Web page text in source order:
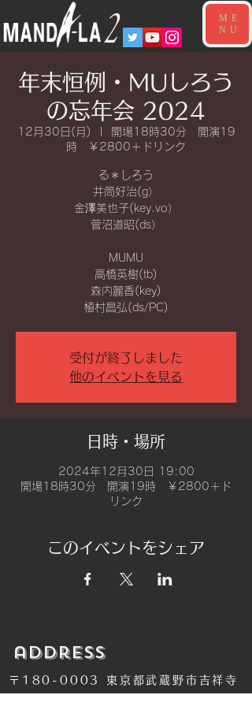
ME
NU
年末恒例・MUしろう
の忘年会 2024
12月30日(月)
開場18時30分 開演19
時 ￥2800＋ドリンク
る＊しろう
井筒好治(g）
金澤美也子(key.vo）
菅沼道昭(ds）
MUMU
高橋英樹(tb)
森内麗香(key)
受付が終了しました
他のイベントを見る
日時・場所
2024年12月30日 19:00
開場18時30分 開演19時 ￥2800＋ド
リンク
このイベントをシェア
​address
〒180-0003 東京都武蔵野市吉祥寺